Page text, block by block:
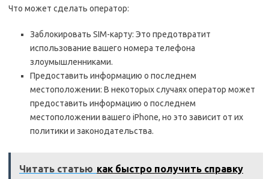
Что может сделать оператор:
Заблокировать SIM-карту: Это предотвратит
использование вашего номера телефона
злоумышленниками.
Предоставить информацию о последнем
местоположении: В некоторых случаях оператор может
предоставить информацию о последнем
местоположении вашего iPhone, но это зависит от их
политики и законодательства.
Читать статью как быстро получить справку